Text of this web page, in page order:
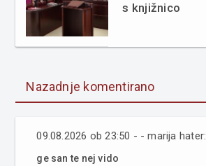
s knjižnico
Nazadnje komentirano
09.08.2026 ob 23:50 - - marija hater:
ge san te nej vido